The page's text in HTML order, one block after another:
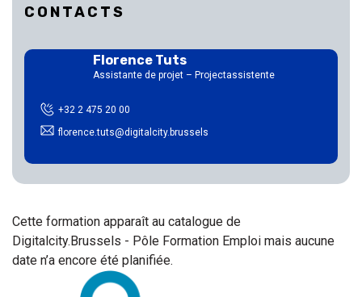
CONTACTS
Florence Tuts
Assistante de projet – Projectassistente
+32 2 475 20 00
florence.tuts@digitalcity.brussels
Cette formation apparaît au catalogue de
Digitalcity.Brussels - Pôle Formation Emploi mais aucune
date n’a encore été planifiée.